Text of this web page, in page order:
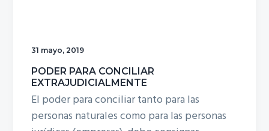
31 mayo, 2019
PODER PARA CONCILIAR
EXTRAJUDICIALMENTE
El poder para conciliar tanto para las
personas naturales como para las personas